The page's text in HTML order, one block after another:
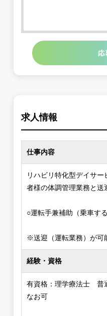
応
求人情報
仕事内容
リハビリ特化型デイサ
者様の体調管理業務と送
○運転手兼補助（乗車す
※送迎（運転業務）が可
経験・資格
有資格：理学療法士 普
なお可